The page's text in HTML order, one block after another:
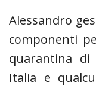
Alessandro
componenti
quarantina
Italia e